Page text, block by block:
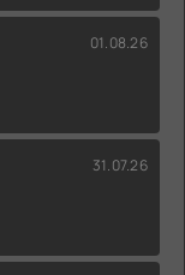
01.08.26
31.07.26